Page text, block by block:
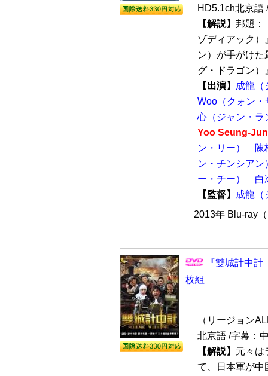
HD5.1ch北京語
【解説】 邦題：
ゾディアック）
ン）が手がけ
グ・ドラゴン）
【出演】
成龍（
Woo（クォン・
心（ジャン・ラ
Yoo Seung-
ン・リー）
陳
ン・チンシアン
ー・チー）
白
【監督】
成龍（
2013年 Blu-ray
『雙城計中
枚組
（リージョン
北京語 /字幕：
【解説】 元々は
て、日本軍が中